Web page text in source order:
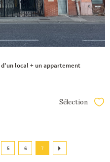
d'un local + un appartement
Sélection
5 6 7